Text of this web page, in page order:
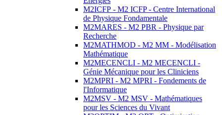
M2ICFP - M2 ICFP - Centre International
de Physique Fondamentale
M2MARES - M2 PBR - Physique par
Recherche
M2MATHMOD - M2 MM - Modélisation
Mathématique
M2MECENCLI - M2 MECENCLI -
Génie Mécanique pour les Cliniciens
M2MPRI - M2 MPRI - Fondements de
l'Informatique
M2MSV - M2 MSV - Mathématiques
pour les Sciences du Vivant